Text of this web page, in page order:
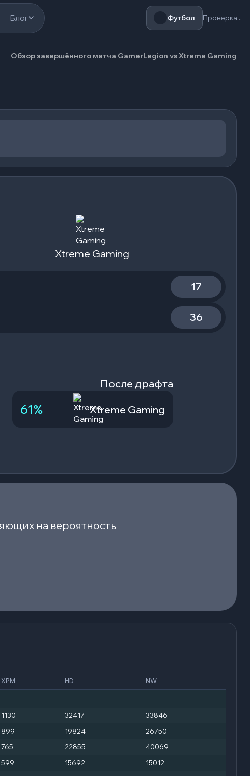
Блог Футбол Проверка...
Обзор завершённого матча GamerLegion vs Xtreme Gaming
Xtreme Gaming
17
36
После драфта
61% Xtreme Gaming
на вероятность
XPM HD NW
1130 32417
33846
899 19824
26750
765 22855
40069
599 15692
15012